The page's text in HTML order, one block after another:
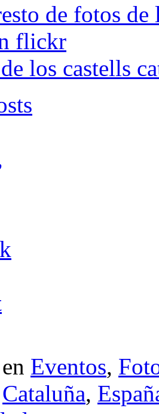
de fotos de
flickr
los castells
Eventos,
Cataluña,